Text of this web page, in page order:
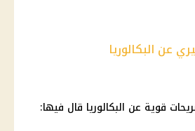
عن البكالوريا
قوية عن البكالوريا قال فيها: